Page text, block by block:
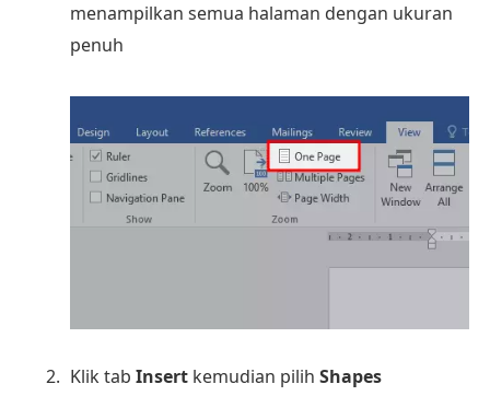
menampilkan semua halaman dengan ukuran
penuh
Klik tab Insertkemudian pilih Shapes